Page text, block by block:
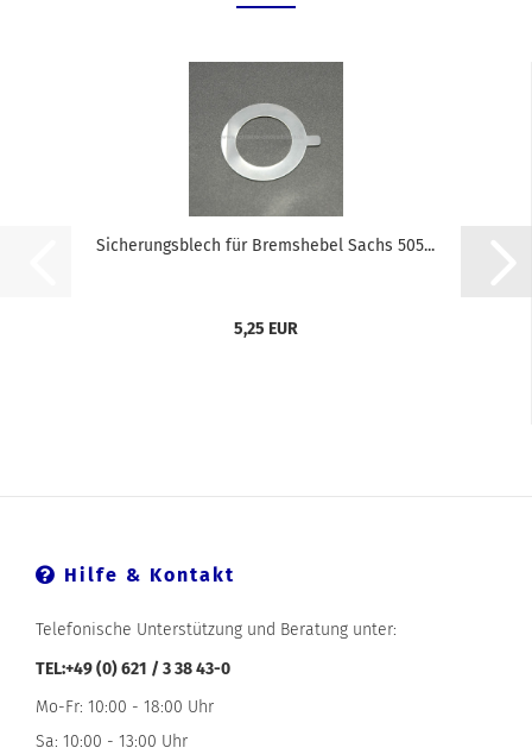
Sicherungsblech für Bremshebel Sachs 505...
5,25 EUR
Hilfe & Kontakt
Telefonische Unterstützung und Beratung unter:
TEL:+49 (0) 621 / 3 38 43-0
Mo-Fr: 10:00 - 18:00 Uhr
Sa: 10:00 - 13:00 Uhr